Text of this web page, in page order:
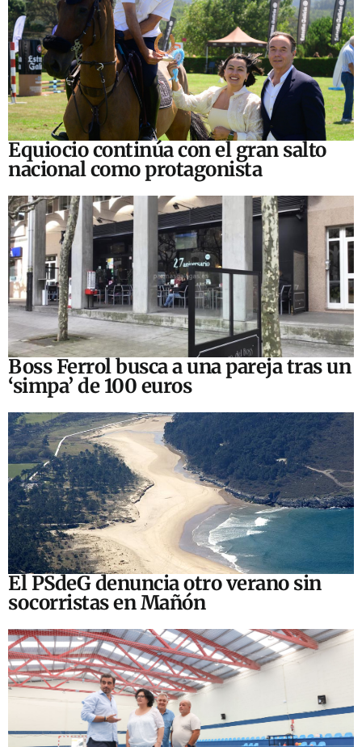
Equiocio continúa con el gran salto
nacional como protagonista
Boss Ferrol busca a una pareja tras un
‘simpa’ de 100 euros
El PSdeG denuncia otro verano sin
socorristas en Mañón